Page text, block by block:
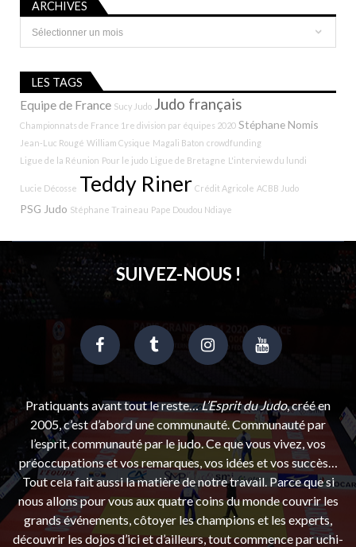
ARCHIVES
Archives
LES TAGS
Equipe de France Sucy Judo Judo français
Championnats de France 1re division par équipes 2020 Stéphane Nomis
Jean-Luc Rougé William Cysique Magali Baton crowdfunding
Ligue de la Réunion Pour le judo Ligue de Bretagne L'interview du lundi
Lucie Décosse Teddy Riner Crédit Agricole ACBB Judo
PSG Judo Stéphane Traineau Pape Doudou Ndiaye
SUIVEZ-NOUS !
Pratiquants avant tout le reste…L’Esprit du Judo, créé en
2005, c’est d’abord une communauté. Communauté par
l’esprit, communauté par le judo. Ce que vous vivez, vos
préoccupations et vos remarques, vos idées et vos succès…
Tout cela fait aussi la matière de notre travail. Parce que si
nous allons pour vous aux quatre coins du monde couvrir les
grands événements, côtoyer les champions et les experts,
découvrir les dojos d’ici et d’ailleurs, tout commence par uchi-